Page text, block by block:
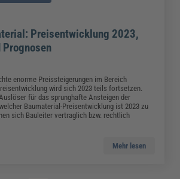
Preisentwicklung 2023,
enorme Preissteigerungen im Bereich
wird sich 2023 teils fortsetzen.
für das sprunghafte Ansteigen der
Baumaterial-Preisentwicklung ist 2023 zu
sich Bauleiter vertraglich bzw. rechtlich
Mehr lesen